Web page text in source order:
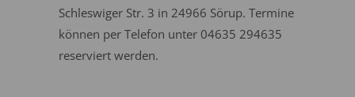
Schleswiger Str. 3 in 24966 Sörup. Termine
können per Telefon unter 04635 294635
reserviert werden.